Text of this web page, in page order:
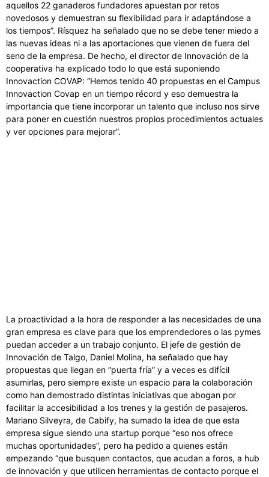
aquellos 22 ganaderos fundadores apuestan por retos
novedosos y demuestran su flexibilidad para ir adaptándose a
los tiempos”. Rísquez ha señalado que no se debe tener miedo a
las nuevas ideas ni a las aportaciones que vienen de fuera del
seno de la empresa. De hecho, el director de Innovación de la
cooperativa ha explicado todo lo que está suponiendo
Innovaction COVAP: “Hemos tenido 40 propuestas en el Campus
Innovaction Covap en un tiempo récord y eso demuestra la
importancia que tiene incorporar un talento que incluso nos sirve
para poner en cuestión nuestros propios procedimientos actuales
y ver opciones para mejorar”.
La proactividad a la hora de responder a las necesidades de una
gran empresa es clave para que los emprendedores o las pymes
puedan acceder a un trabajo conjunto. El jefe de gestión de
Innovación de Talgo, Daniel Molina, ha señalado que hay
propuestas que llegan en “puerta fría” y a veces es difícil
asumirlas, pero siempre existe un espacio para la colaboración
como han demostrado distintas iniciativas que abogan por
facilitar la accesibilidad a los trenes y la gestión de pasajeros.
Mariano Silveyra, de Cabify, ha sumado la idea de que esta
empresa sigue siendo una startup porque “eso nos ofrece
muchas oportunidades”, pero ha pedido a quienes están
empezando “que busquen contactos, que acudan a foros, a hub
de innovación y que utilicen herramientas de contacto porque el